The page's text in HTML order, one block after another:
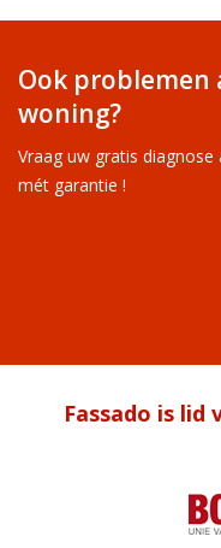
Ook problemen
woning?
Vraag uw gratis
mét garantie !
Fassado is